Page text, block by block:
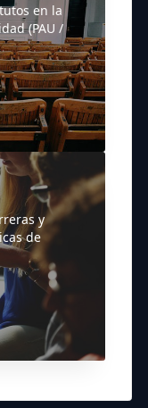
en la
(PAU /
y
de